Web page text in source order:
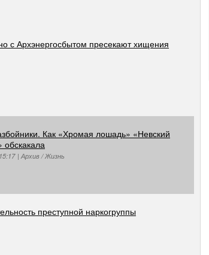
с Архэнергосбытом пресекают хищения
Как «Хромая лошадь» «Невский
обскакала
15:17 |Архив / Жизнь
преступной наркогруппы